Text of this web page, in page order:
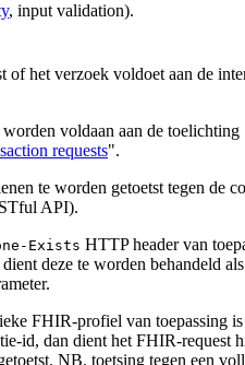
, input validation).
of het verzoek voldoet aan de
voldaan aan de toelichting
requests".
te worden getoetst tegen de
API).
Exists HTTP header van
deze te worden behandeld
FHIR-profiel van toepassing
id, dan dient het FHIR-request
NB. toetsing tegen een